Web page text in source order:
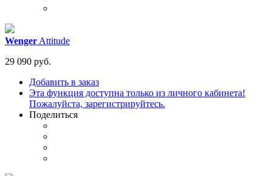
Wenger Attitude
29 090 руб.
Добавить в заказ
Эта функция доступна только из личного кабинета!
Пожалуйста, зарегистрируйтесь.
Поделиться